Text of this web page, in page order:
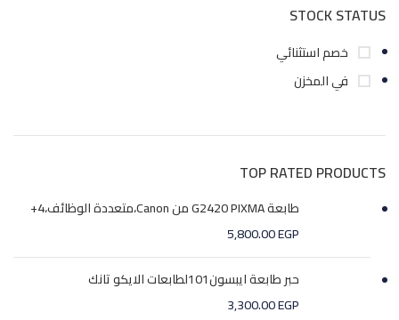
STOCK STATUS
خصم استثنائي
في المخزن
TOP RATED PRODUCTS
طابعة G2420 PIXMA من Canon،متعددة الوظائف،4+
5,800.00EGP
حبر طابعة ايبسون101لطابعات الايكو تانك
3,300.00EGP